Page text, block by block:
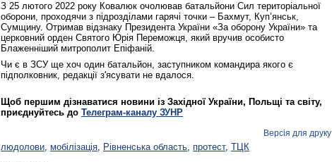
З 25 лютого 2022 року Ковалюк очолював батальйони Сил територіальної
оборони, проходячи з підрозділами гарячі точки – Бахмут, Куп’янськ,
Сумщину. Отримав відзнаку Президента України «За оборону України» та
церковний орден Святого Юрія Переможця, який вручив особисто
Блаженніший митрополит Епіфаній.
Чи є в ЗСУ ще хоч один батальйон, заступником командира якого є
підполковник, редакції з'ясувати не вдалося.
Щоб першим дізнаватися новини із Західної України, Польщі та світу,
приєднуйтесь до Телеграм-каналу ЗУНР
Версія для друку
людолови, мобілізація, Рівненська область, протест, ТЦК
України